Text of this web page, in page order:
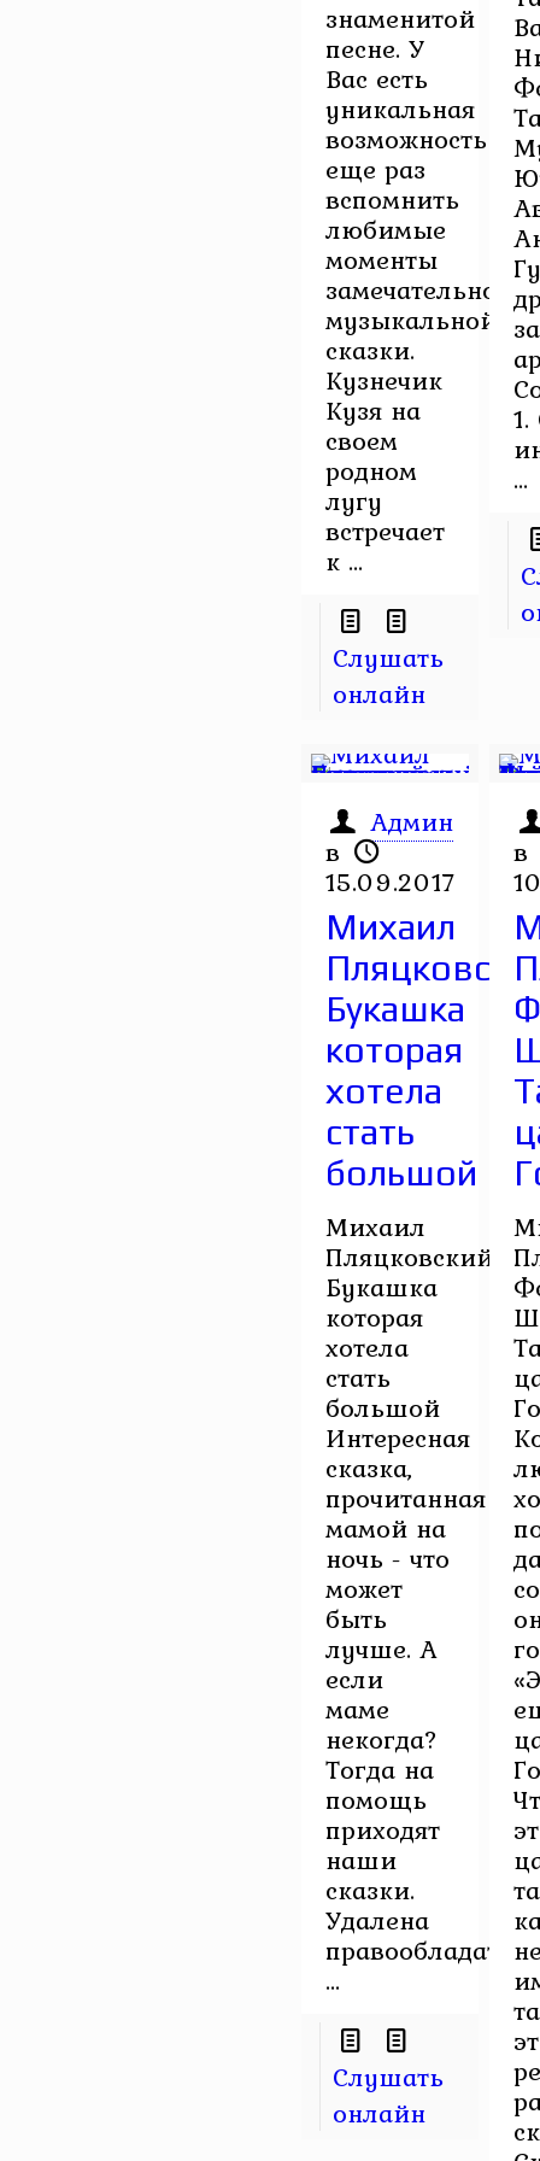
знаменитой
песне. У
Вас есть
уникальная
возможность
еще раз
вспомнить
любимые
моменты
замечательной
музыкальной
сказки.
Кузнечик
Кузя на
своем
родном
лугу
встречает
к ...
Слушать
онлайн
...
Админ
в
15.09.2017
Михаил
Букашка
которая
хотела
стать
большой
Михаил
Пляцковский.
Букашка
которая
хотела
стать
большой
Интересная
сказка,
прочитанная
мамой на
ночь - что
может
быть
лучше. А
если
маме
некогда?
Тогда на
помощь
приходят
наши
сказки.
Удалена
...
Слушать
онлайн
в